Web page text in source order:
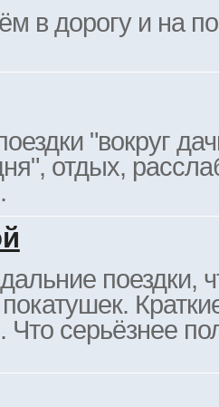
в дорогу и на
"вокруг
отдых,
поездки,
серьёзнее